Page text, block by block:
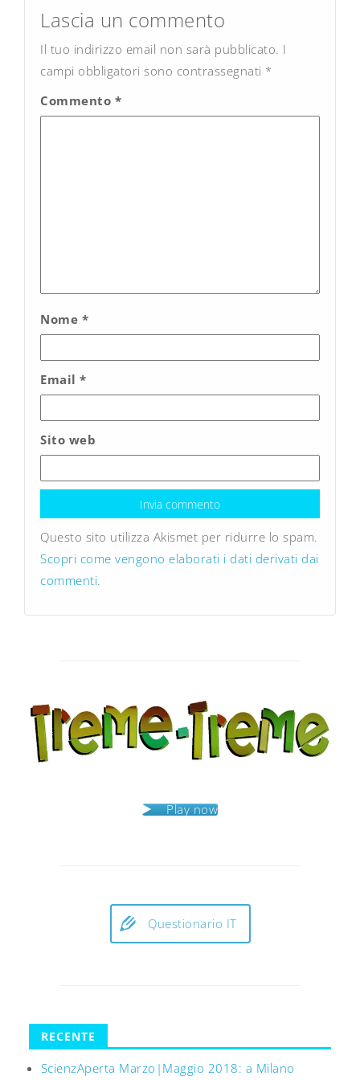
Lascia un commento
Il tuo indirizzo email non sarà pubblicato. I
campi obbligatori sono contrassegnati *
Commento *
Nome *
Email *
Sito web
Questo sito utilizza Akismet per ridurre lo spam.
Scopri come vengono elaborati i dati derivati dai
commenti.
Play now
Questionario IT
RECENTE
ScienzAperta Marzo|Maggio 2018: a Milano